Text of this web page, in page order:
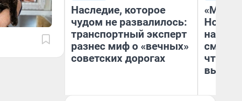
Наследие, которое
чудом не развалилось:
транспортный эксперт
разнес миф о «вечных»
советских дорогах
«Мы
чтобы